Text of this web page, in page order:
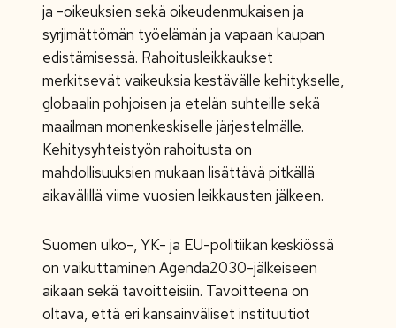
ja -oikeuksien sekä oikeudenmukaisen ja
syrjimättömän työelämän ja vapaan kaupan
edistämisessä. Rahoitusleikkaukset
merkitsevät vaikeuksia kestävälle kehitykselle,
globaalin pohjoisen ja etelän suhteille sekä
maailman monenkeskiselle järjestelmälle.
Kehitysyhteistyön rahoitusta on
mahdollisuuksien mukaan lisättävä pitkällä
aikavälillä viime vuosien leikkausten jälkeen.
Suomen ulko-, YK- ja EU-politiikan keskiössä
on vaikuttaminen Agenda2030-jälkeiseen
aikaan sekä tavoitteisiin. Tavoitteena on
oltava, että eri kansainväliset instituutiot